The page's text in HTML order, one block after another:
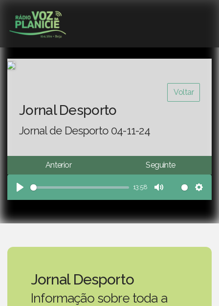
Voltar
Jornal Desporto
Jornal de Desporto 04-11-24
Anterior Seguinte
Play
13:58
Mute
Jornal Desporto
Informação sobre toda a